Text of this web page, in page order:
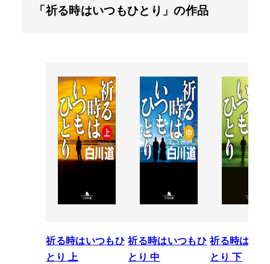
「祈る時はいつもひとり」の作品
祈る時はいつもひ
とり 上
祈る時はいつもひ
とり 中
祈る時はい
とり 下